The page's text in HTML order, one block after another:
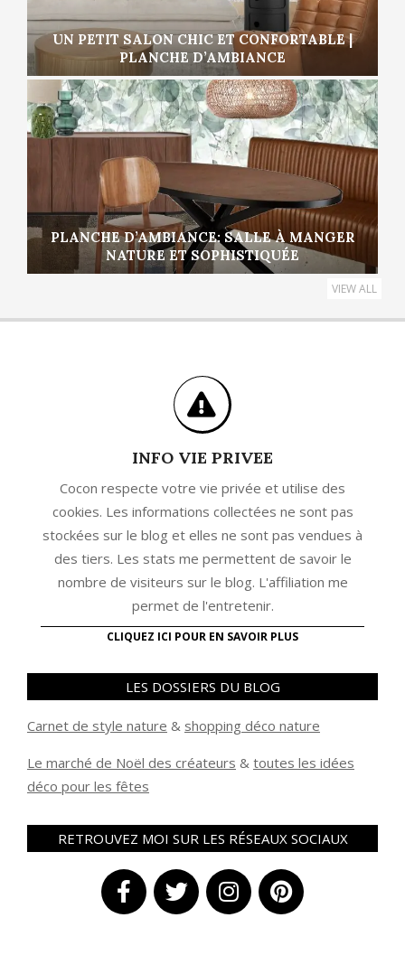
UN PETIT SALON CHIC ET CONFORTABLE |
PLANCHE D’AMBIANCE
PLANCHE D’AMBIANCE: SALLE À MANGER
NATURE ET SOPHISTIQUÉE
VIEW ALL
INFO VIE PRIVEE
Cocon respecte votre vie privée et utilise des
cookies. Les informations collectées ne sont pas
stockées sur le blog et elles ne sont pas vendues à
des tiers. Les stats me permettent de savoir le
nombre de visiteurs sur le blog. L'affiliation me
permet de l'entretenir.
CLIQUEZ ICI POUR EN SAVOIR PLUS
LES DOSSIERS DU BLOG
Carnet de style nature & shopping déco nature
Le marché de Noël des créateurs & toutes les idées
déco pour les fêtes
RETROUVEZ MOI SUR LES RÉSEAUX SOCIAUX